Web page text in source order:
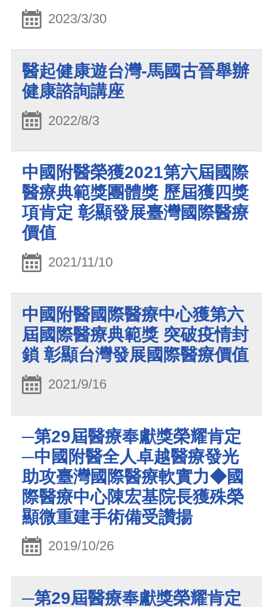
2023/3/30
醫起健康遊台灣-馬國古晉舉辦
健康諮詢講座
2022/8/3
中國附醫榮獲2021第六屆國際
醫療典範獎團體獎 歷屆獲四獎
項肯定 彰顯發展臺灣國際醫療
價值
2021/11/10
中國附醫國際醫療中心獲第六
屆國際醫療典範獎 突破疫情封
鎖 彰顯台灣發展國際醫療價值
2021/9/16
─第29屆醫療奉獻獎榮耀肯定
─中國附醫全人卓越醫療發光
助攻臺灣國際醫療軟實力◆國
際醫療中心陳宏基院長獲殊榮
顯微重建手術備受讚揚
2019/10/26
─第29屆醫療奉獻獎榮耀肯定